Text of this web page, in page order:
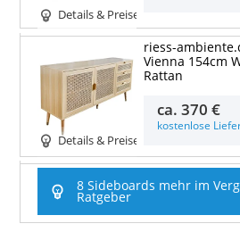
Details & Preise
Details & Preise
riess-
Vienna 154cm
Rattan
ca.370 €
kostenlose
8 Sideboards mehr im
Ratgeber